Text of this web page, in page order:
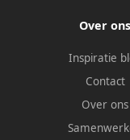
Over ons
Inspiratie
Contact
Over ons